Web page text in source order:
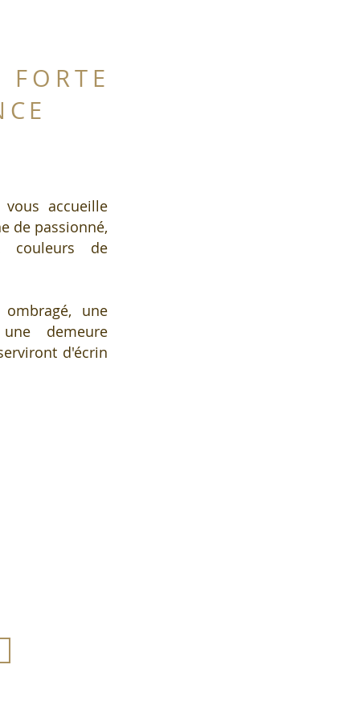
accueille
de passionné,
couleurs de
une
demeure
d'écrin